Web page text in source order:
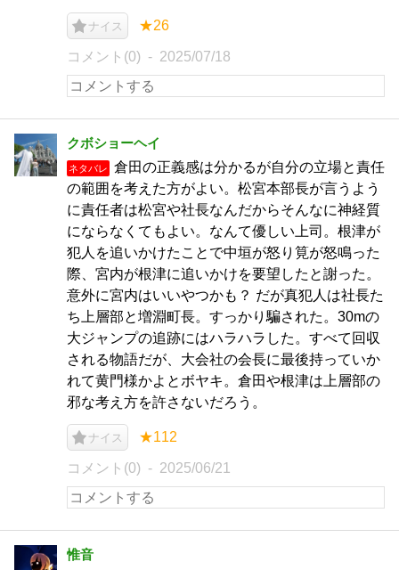
ナイス ★26
コメント(0) 2025/07/18
クボショーヘイ
ネタバレ
倉田の正義感は分かるが自分の立場と責任
の範囲を考えた方がよい。松宮本部長が言うよう
に責任者は松宮や社長なんだからそんなに神経質
にならなくてもよい。なんて優しい上司。根津が
犯人を追いかけたことで中垣が怒り筧が怒鳴った
際、宮内が根津に追いかけを要望したと謝った。
意外に宮内はいいやつかも？ だが真犯人は社長た
ち上層部と増淵町長。すっかり騙された。30mの
大ジャンプの追跡にはハラハラした。すべて回収
される物語だが、大会社の会長に最後持っていか
れて黄門様かよとボヤキ。倉田や根津は上層部の
邪な考え方を許さないだろう。
ナイス ★112
コメント(0) 2025/06/21
惟音